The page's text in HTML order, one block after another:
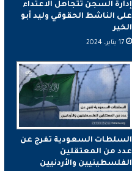
إدارة السجن تتجاهل الاعتداء
على الناشط الحقوقي وليد أبو
الخير
17 يناير، 2024
السلطات السعودية تفرج عن
عدد من المعتقلين
الفلسطينيين والأردنيين